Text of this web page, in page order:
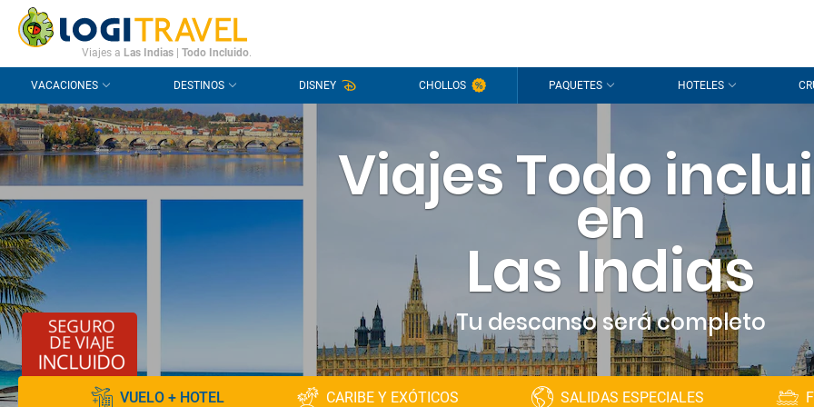
CONTACTO PREGUNTAS FRECUENTES
Viajes a Las Indias Todo Incluido.
¿Todavía
VACACIONES DESTINOS DISNEY CHOLLOS PAQUETES HOTELES
Viajes Todo
en
Las Indias
Tu descanso será completo
VUELO + HOTEL CARIBE Y EXÓTICOS SALIDAS ESPECIALES